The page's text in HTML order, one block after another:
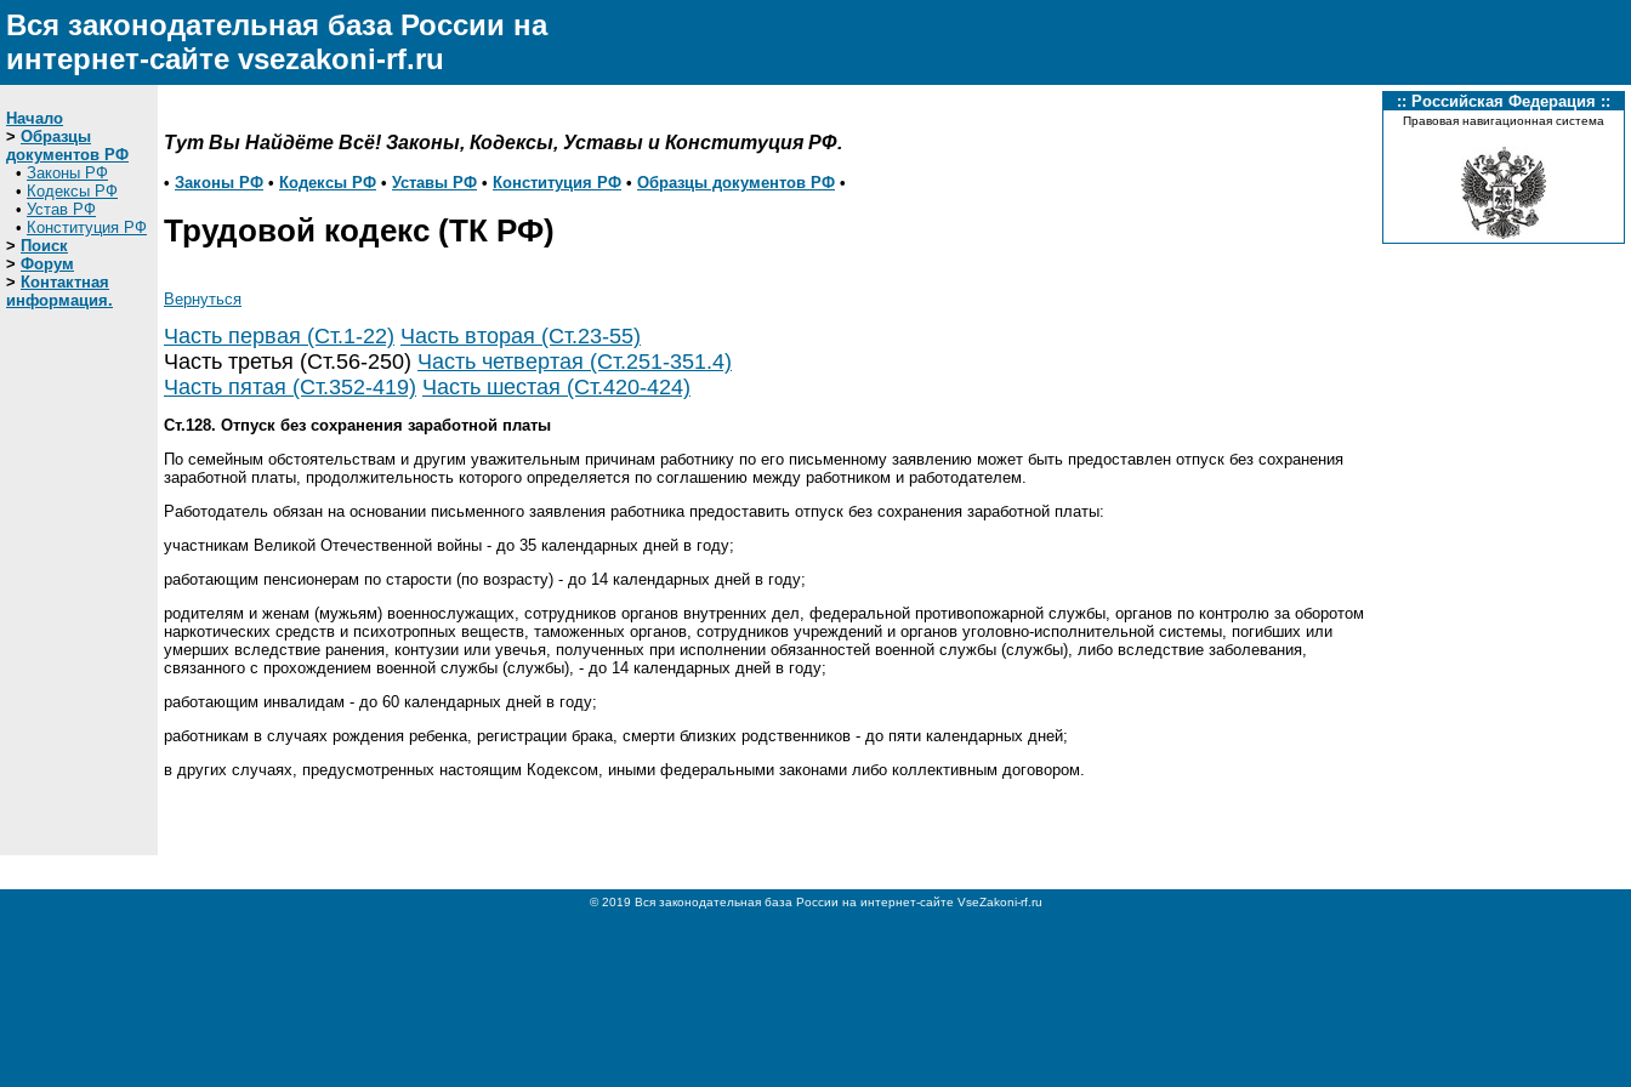
Вся законодательная база России на
интернет-сайте vsezakoni-rf.ru
Начало
> Образцы
документов РФ
• Законы РФ
• Кодексы РФ
• Устав РФ
• Конституция РФ
> Поиск
> Форум
> Контактная
информация.
Тут Вы Найдёте Всё! Законы, Кодексы, Уставы и Конституция РФ.
• Законы РФ • Кодексы РФ • Уставы РФ • Конституция РФ • Образцы документов РФ •
Трудовой кодекс (ТК РФ)
Вернуться
Часть первая (Ст.1-22) Часть вторая (Ст.23-55)
Часть третья (Ст.56-250) Часть четвертая (Ст.251-351.4)
Часть пятая (Ст.352-419) Часть шестая (Ст.420-424)
Ст.128. Отпуск без сохранения заработной платы
По семейным обстоятельствам и другим уважительным причинам работнику по его письменному заявлению может быть предоставлен отпуск без сохранения
заработной платы, продолжительность которого определяется по соглашению между работником и работодателем.
Работодатель обязан на основании письменного заявления работника предоставить отпуск без сохранения заработной платы:
участникам Великой Отечественной войны - до 35 календарных дней в году;
работающим пенсионерам по старости (по возрасту) - до 14 календарных дней в году;
родителям и женам (мужьям) военнослужащих, сотрудников органов внутренних дел, федеральной противопожарной службы, органов по контролю за оборотом
наркотических средств и психотропных веществ, таможенных органов, сотрудников учреждений и органов уголовно-исполнительной системы, погибших или
умерших вследствие ранения, контузии или увечья, полученных при исполнении обязанностей военной службы (службы), либо вследствие заболевания,
связанного с прохождением военной службы (службы), - до 14 календарных дней в году;
работающим инвалидам - до 60 календарных дней в году;
работникам в случаях рождения ребенка, регистрации брака, смерти близких родственников - до пяти календарных дней;
в других случаях, предусмотренных настоящим Кодексом, иными федеральными законами либо коллективным договором.
:: Российская Федерация ::
Правовая навигационная система
© 2019 Вся законодательная база России на интернет-сайте VseZakoni-rf.ru